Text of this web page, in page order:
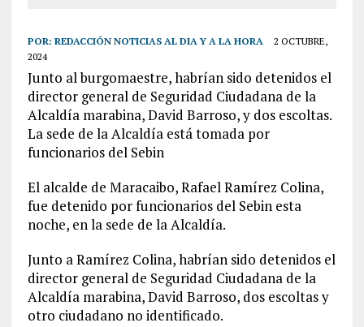
POR: REDACCIÓN NOTICIAS AL DIA Y A LA HORA
2 OCTUBRE,
2024
Junto al burgomaestre, habrían sido detenidos el
director general de Seguridad Ciudadana de la
Alcaldía marabina, David Barroso, y dos escoltas.
La sede de la Alcaldía está tomada por
funcionarios del Sebin
El alcalde de Maracaibo, Rafael Ramírez Colina,
fue detenido por funcionarios del Sebin esta
noche, en la sede de la Alcaldía.
Junto a Ramírez Colina, habrían sido detenidos el
director general de Seguridad Ciudadana de la
Alcaldía marabina, David Barroso, dos escoltas y
otro ciudadano no identificado.